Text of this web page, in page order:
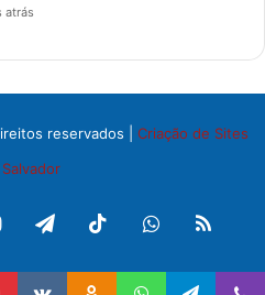
atrás
reservados | Criação de Sites
Instagram
TelegramTikTokWhatsApp
RSS